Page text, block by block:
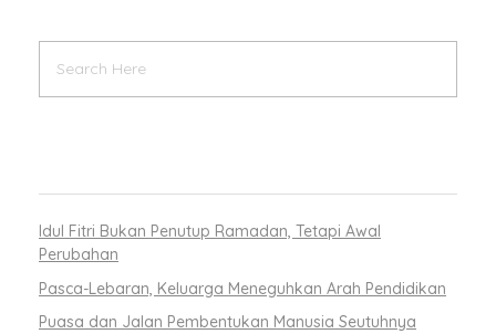
Idul Fitri Bukan Penutup Ramadan, Tetapi Awal
Perubahan
Pasca-Lebaran, Keluarga Meneguhkan Arah Pendidikan
Puasa dan Jalan Pembentukan Manusia Seutuhnya